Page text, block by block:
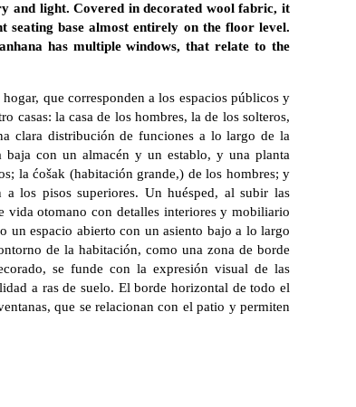
and light. Covered in decorated wool fabric, it
seating base almost entirely on the floor level.
has multiple windows, that relate to the
que corresponden a los espacios públicos y
casas: la casa de los hombres, la de los solteros,
clara distribución de funciones a lo largo de la
baja con un almacén y un establo, y una planta
la ćošak (habitación grande,) de los hombres; y
a los pisos superiores. Un huésped, al subir las
vida otomano con detalles interiores y mobiliario
un espacio abierto con un asiento bajo a lo largo
de la habitación, como una zona de borde
se funde con la expresión visual de las
a ras de suelo. El borde horizontal de todo el
que se relacionan con el patio y permiten